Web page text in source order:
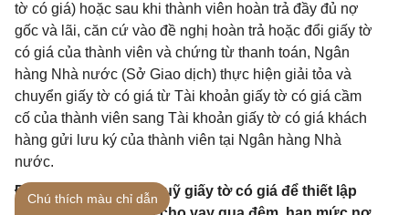
tờ có giá) hoặc sau khi thành viên hoàn trả đầy đủ nợ
gốc và lãi, căn cứ vào đề nghị hoàn trả hoặc đổi giấy tờ
có giá của thành viên và chứng từ thanh toán, Ngân
hàng Nhà nước (Sở Giao dịch) thực hiện giải tỏa và
chuyển giấy tờ có giá từ Tài khoản giấy tờ có giá cầm
cố của thành viên sang Tài khoản giấy tờ có giá khách
hàng gửi lưu ký của thành viên tại Ngân hàng Nhà
nước.
Điều 15. Cầm cố, ký quỹ giấy tờ có giá để thiết lập
Chú thích màu chỉ dẫn